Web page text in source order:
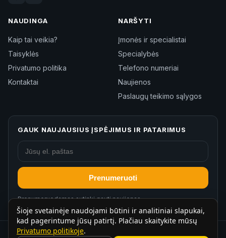
NAUDINGA
Kaip tai veikia?
Taisyklės
Privatumo politika
Kontaktai
NARŠYTI
Įmonės ir specialistai
Specialybės
Telefono numeriai
Naujienos
Paslaugų teikimo sąlygos
GAUK NAUJAUSIUS ĮSPĖJIMUS IR PATARIMUS
Prenumeruoti
Prenumeruodamas sutinki gauti naujienas.
© 2026 Blacklist.lt. Visos teisės saugomos.
Šioje svetainėje naudojami būtini ir analitiniai slapukai,
kad pagerintume jūsų patirtį. Plačiau skaitykite mūsų
Privatumo politikoje.